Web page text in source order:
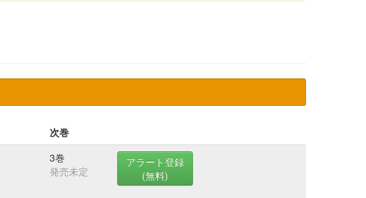
次巻
3巻
発売未定
アラート登録
(無料)